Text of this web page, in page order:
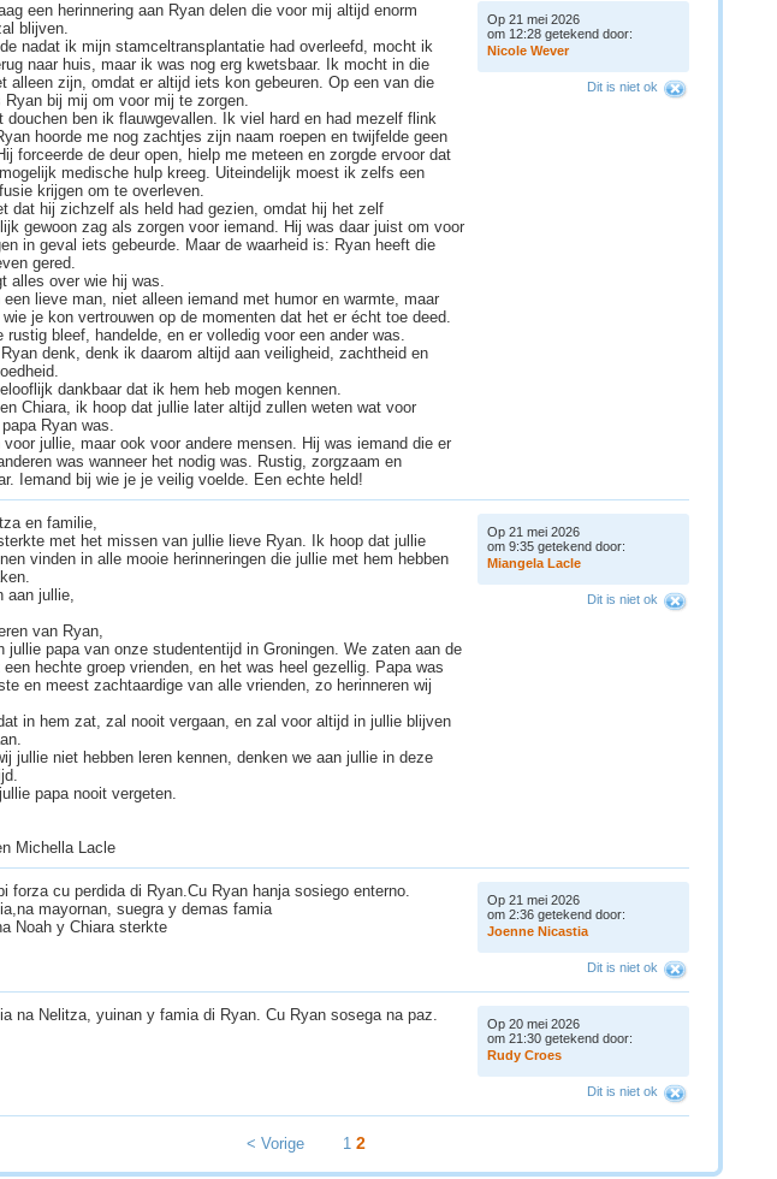
een herinnering aan Ryan delen die voor mij altijd enorm
blijven.
nadat ik mijn stamceltransplantatie had overleefd, mocht ik
naar huis, maar ik was nog erg kwetsbaar. Ik mocht in die
alleen zijn, omdat er altijd iets kon gebeuren. Op een van die
Ryan bij mij om voor mij te zorgen.
douchen ben ik flauwgevallen. Ik viel hard en had mezelf flink
hoorde me nog zachtjes zijn naam roepen en twijfelde geen
forceerde de deur open, hielp me meteen en zorgde ervoor dat
medische hulp kreeg. Uiteindelijk moest ik zelfs een
krijgen om te overleven.
dat hij zichzelf als held had gezien, omdat hij het zelf
gewoon zag als zorgen voor iemand. Hij was daar juist om voor
in geval iets gebeurde. Maar de waarheid is: Ryan heeft die
gered.
alles over wie hij was.
een lieve man, niet alleen iemand met humor en warmte, maar
je kon vertrouwen op de momenten dat het er écht toe deed.
rustig bleef, handelde, en er volledig voor een ander was.
denk, denk ik daarom altijd aan veiligheid, zachtheid en
dankbaar dat ik hem heb mogen kennen.
Chiara, ik hoop dat jullie later altijd zullen weten wat voor
Ryan was.
voor jullie, maar ook voor andere mensen. Hij was iemand die er
was wanneer het nodig was. Rustig, zorgzaam en
Iemand bij wie je je veilig voelde. Een echte held!
Op 21 mei 2026
om 12:28 getekend door:
Nicole Wever
Dit is niet ok
en familie,
met het missen van jullie lieve Ryan. Ik hoop dat jullie
vinden in alle mooie herinneringen die jullie met hem hebben
aan jullie,
van Ryan,
jullie papa van onze studententijd in Groningen. We zaten aan de
hechte groep vrienden, en het was heel gezellig. Papa was
en meest zachtaardige van alle vrienden, zo herinneren wij
in hem zat, zal nooit vergaan, en zal voor altijd in jullie blijven
jullie niet hebben leren kennen, denken we aan jullie in deze
papa nooit vergeten.
Michella Lacle
Op 21 mei 2026
om 9:35 getekend door:
Miangela Lacle
Dit is niet ok
forza cu perdida di Ryan.Cu Ryan hanja sosiego enterno.
mayornan, suegra y demas famia
Noah y Chiara sterkte
Op 21 mei 2026
om 2:36 getekend door:
Joenne Nicastia
Dit is niet ok
na Nelitza, yuinan y famia di Ryan. Cu Ryan sosega na paz.
Op 20 mei 2026
om 21:30 getekend door:
Rudy Croes
Dit is niet ok
< Vorige 1 2